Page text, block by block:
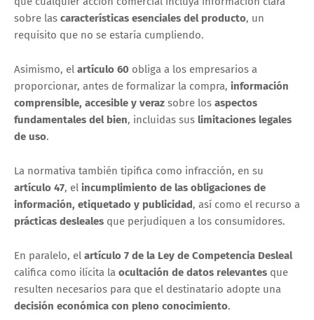
sobre las características esenciales del producto, un
requisito que no se estaría cumpliendo.
Asimismo, el artículo 60 obliga a los empresarios a
proporcionar, antes de formalizar la compra, información
comprensible, accesible y veraz sobre los aspectos
fundamentales del bien, incluidas sus limitaciones legales
de uso.
La normativa también tipifica como infracción, en su
artículo 47, el incumplimiento de las obligaciones de
información, etiquetado y publicidad, así como el recurso a
prácticas desleales que perjudiquen a los consumidores.
En paralelo, el artículo 7 de la Ley de Competencia Desleal
califica como ilícita la ocultación de datos relevantes que
resulten necesarios para que el destinatario adopte una
decisión económica con pleno conocimiento.